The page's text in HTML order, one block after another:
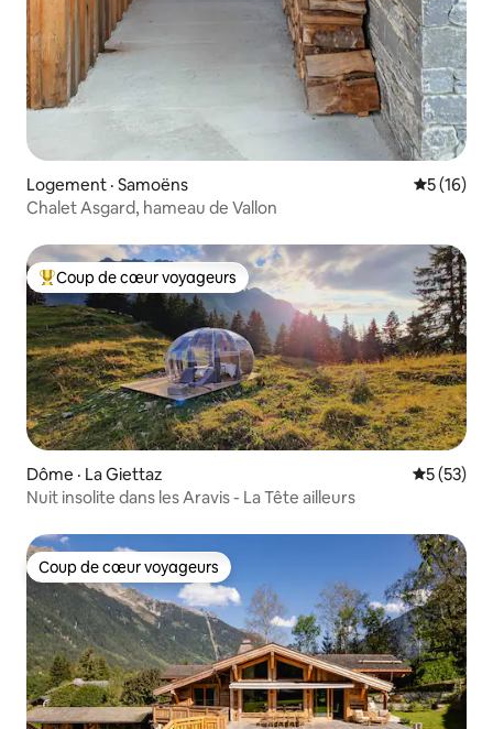
Logement · Samoëns Note
5 (16)
Chalet Asgard, hameau de Vallon
Coup de cœur voyageurs parmi les plus aimés
Coup de cœur voyageurs
Dôme · La Giettaz Note
5 (53)
Nuit insolite dans les Aravis - La Tête ailleurs
Coup de cœur voyageurs
Coup de cœur voyageurs